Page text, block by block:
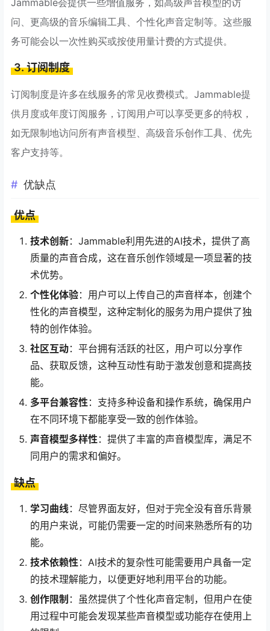
问、更高级的音乐编辑工具、个性化声音定制等。这些服
务可能会以一次性购买或按使用量计费的方式提供。
3. 订阅制度
订阅制度是许多在线服务的常见收费模式。Jammable提
供月度或年度订阅服务，订阅用户可以享受更多的特权，
如无限制地访问所有声音模型、高级音乐创作工具、优先
客户支持等。
优缺点
优点
技术创新：Jammable利用先进的AI技术，提供了高
质量的声音合成，这在音乐创作领域是一项显著的技
术优势。
个性化体验：用户可以上传自己的声音样本，创建个
性化的声音模型，这种定制化的服务为用户提供了独
特的创作体验。
社区互动：平台拥有活跃的社区，用户可以分享作
品、获取反馈，这种互动性有助于激发创意和提高技
能。
多平台兼容性 ：支持多种设备和操作系统，确保用户
在不同环境下都能享受一致的创作体验。
声音模型多样性 ：提供了丰富的声音模型库，满足不
同用户的需求和偏好。
缺点
学习曲线：尽管界面友好，但对于完全没有音乐背景
的用户来说，可能仍需要一定的时间来熟悉所有的功
能。
技术依赖性：AI技术的复杂性可能需要用户具备一定
的技术理解能力，以便更好地利用平台的功能。
创作限制 ：虽然提供了个性化声音定制，但用户在使
用过程中可能会发现某些声音模型或功能存在使用上